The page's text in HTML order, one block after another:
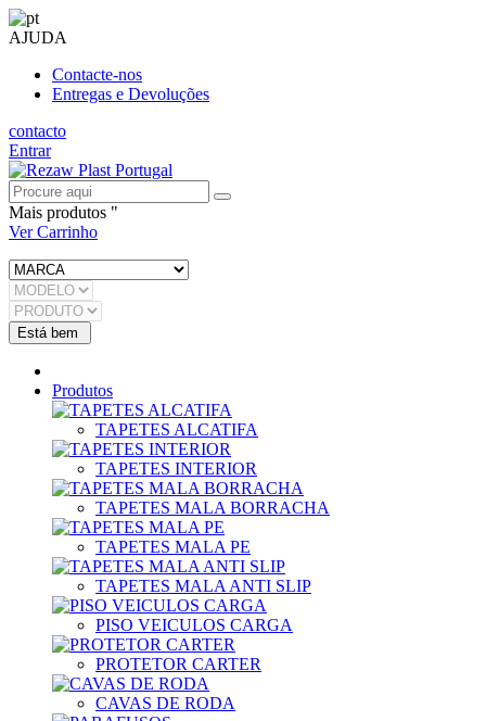
AJUDA
Contacte-nos
Entregas e Devoluções
contacto
Entrar
Mais produtos "
Ver Carrinho
Produtos
TAPETES ALCATIFA
TAPETES INTERIOR
TAPETES MALA BORRACHA
TAPETES MALA PE
TAPETES MALA ANTI SLIP
PISO VEICULOS CARGA
PROTETOR CARTER
CAVAS DE RODA